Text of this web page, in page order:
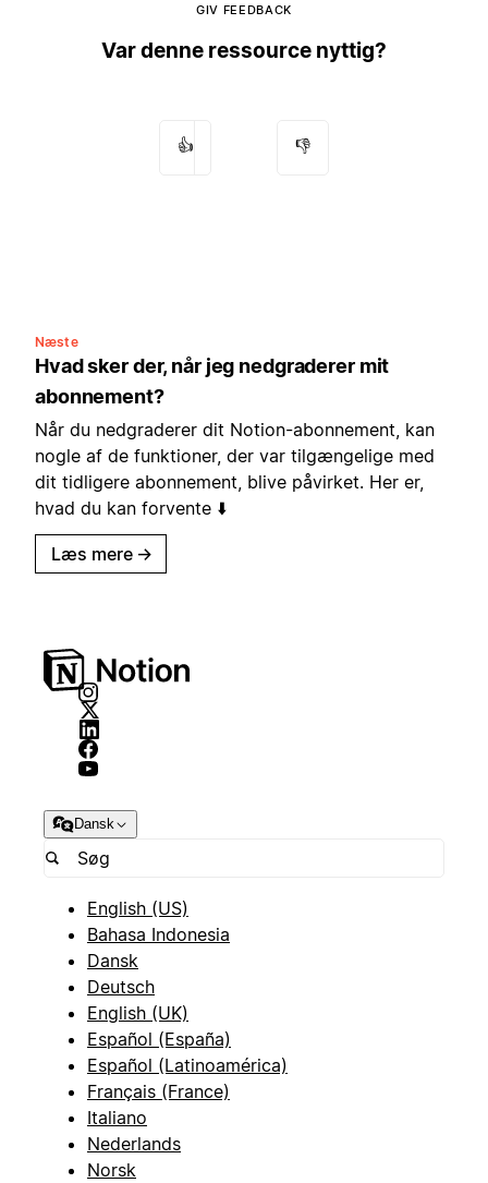
GIV FEEDBACK
Var denne ressource nyttig?
👍 👎
Næste
Hvad sker der, når jeg nedgraderer mit
abonnement?
Når du nedgraderer dit Notion-abonnement, kan
nogle af de funktioner, der var tilgængelige med
dit tidligere abonnement, blive påvirket. Her er,
hvad du kan forvente ⬇️
Læs mere →
Dansk
English (US)
Bahasa Indonesia
Dansk
Deutsch
English (UK)
Español (España)
Español (Latinoamérica)
Français (France)
Italiano
Nederlands
Norsk